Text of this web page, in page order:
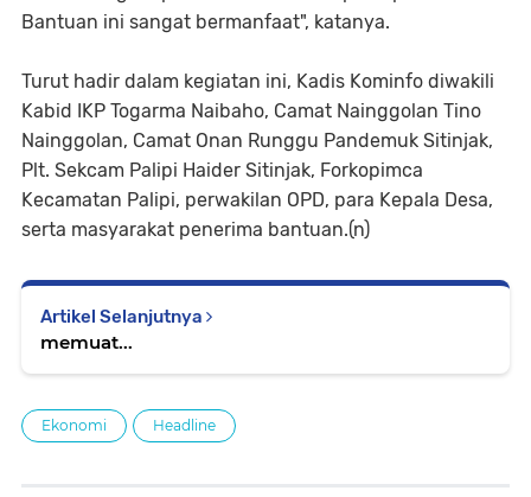
Bantuan ini sangat bermanfaat", katanya.
Turut hadir dalam kegiatan ini, Kadis Kominfo diwakili
Kabid IKP Togarma Naibaho, Camat Nainggolan Tino
Nainggolan, Camat Onan Runggu Pandemuk Sitinjak,
Plt. Sekcam Palipi Haider Sitinjak, Forkopimca
Kecamatan Palipi, perwakilan OPD, para Kepala Desa,
serta masyarakat penerima bantuan.(n)
Artikel Selanjutnya
memuat...
Ekonomi Headline